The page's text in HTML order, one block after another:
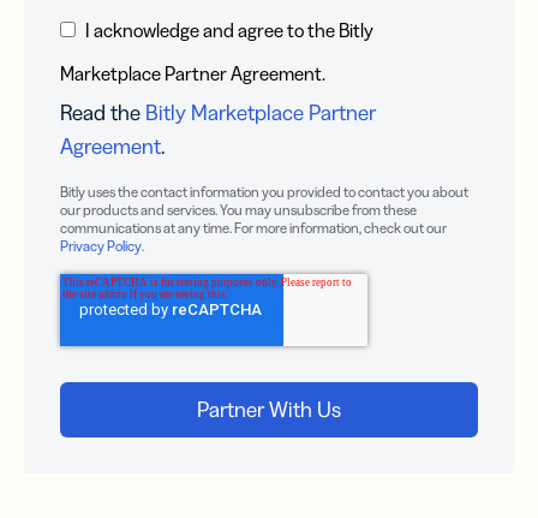
I acknowledge and agree to the Bitly
Marketplace Partner Agreement.
Read the Bitly Marketplace Partner
Agreement.
Bitly uses the contact information you provided to contact you about
our products and services. You may unsubscribe from these
communications at any time. For more information, check out our
Privacy Policy.